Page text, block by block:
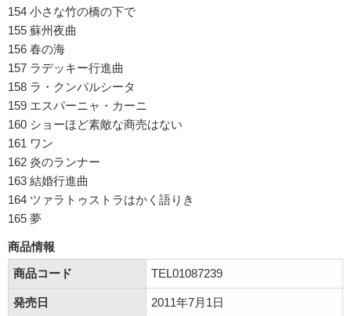
154 小さな竹の橋の下で
155 蘇州夜曲
156 春の海
157 ラデッキー行進曲
158 ラ・クンパルシータ
159 エスパーニャ・カーニ
160 ショーほど素敵な商売はない
161 ワン
162 炎のランナー
163 結婚行進曲
164 ツァラトゥストラはかく語りき
165 夢
商品情報
商品コード
TEL01087239
発売日 2011年7月1日